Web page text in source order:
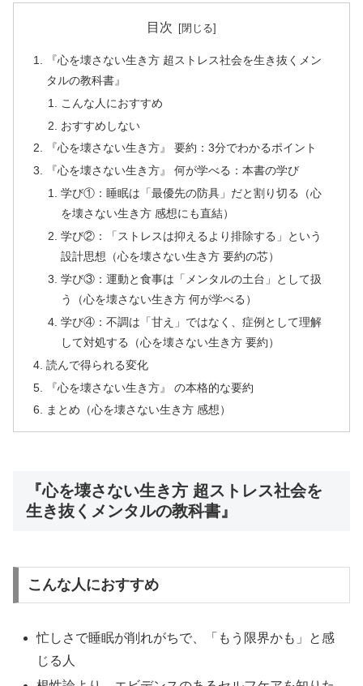
目次
『心を壊さない生き方 超ストレス社会を生き抜くメン
タルの教科書』
こんな人におすすめ
おすすめしない
『心を壊さない生き方』 要約：3分でわかるポイント
『心を壊さない生き方』 何が学べる：本書の学び
学び①：睡眠は「最優先の防具」だと割り切る（心
を壊さない生き方 感想にも直結）
学び②：「ストレスは抑えるより排除する」という
設計思想（心を壊さない生き方 要約の芯）
学び③：運動と食事は「メンタルの土台」として扱
う（心を壊さない生き方 何が学べる）
学び④：不調は「甘え」ではなく、症例として理解
して対処する（心を壊さない生き方 要約）
読んで得られる変化
『心を壊さない生き方』 の本格的な要約
まとめ（心を壊さない生き方 感想）
『心を壊さない生き方 超ストレス社会を
生き抜くメンタルの教科書』
こんな人におすすめ
忙しさで睡眠が削れがちで、「もう限界かも」と感
じる人